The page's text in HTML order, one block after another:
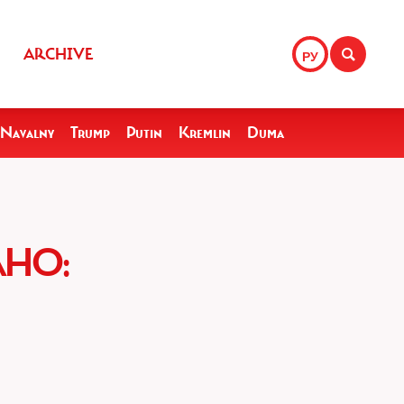
РУ
ARCHIVE
Navalny Trump Putin Kremlin Duma